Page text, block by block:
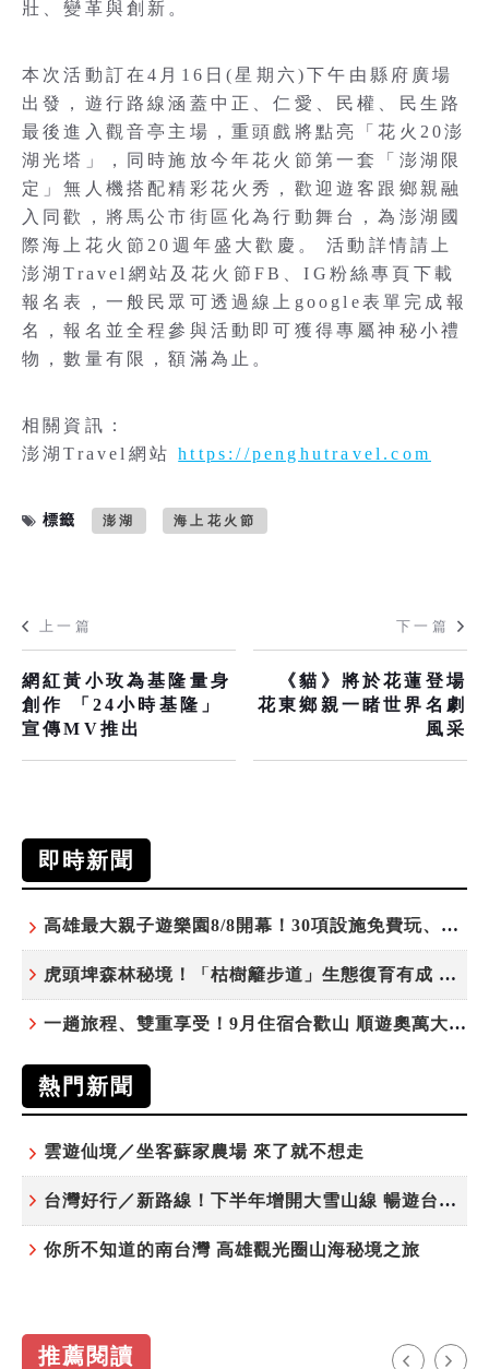
壯、變革與創新。
本次活動訂在4月16日(星期六)下午由縣府廣場
出發，遊行路線涵蓋中正、仁愛、民權、民生路
最後進入觀音亭主場，重頭戲將點亮「花火20澎
湖光塔」，同時施放今年花火節第一套「澎湖限
定」無人機搭配精彩花火秀，歡迎遊客跟鄉親融
入同歡，將馬公市街區化為行動舞台，為澎湖國
際海上花火節20週年盛大歡慶。 活動詳情請上
澎湖Travel網站及花火節FB、IG粉絲專頁下載
報名表，一般民眾可透過線上google表單完成報
名，報名並全程參與活動即可獲得專屬神秘小禮
物，數量有限，額滿為止。
相關資訊：
澎湖Travel網站https://penghutravel.com
標籤 澎湖 海上花火節
上一篇
網紅黃小玫為基隆量身
創作 「24小時基隆」
宣傳MV推出
下一篇
《貓》將於花蓮登場
花東鄉親一睹世界名劇
風采
即時新聞
高雄最大親子遊樂園8/8開幕！30項設施免費玩、YOYO家族嗨翻暑假
虎頭埤森林秘境！「枯樹籬步道」生態復育有成 走進大自然生命教室
一趟旅程、雙重享受！9月住宿合歡山 順遊奧萬大10元優惠入園
熱門新聞
雲遊仙境／坐客蘇家農場 來了就不想走
台灣好行／新路線！下半年增開大雪山線 暢遊台中更便利
你所不知道的南台灣 高雄觀光圈山海秘境之旅
推薦閱讀